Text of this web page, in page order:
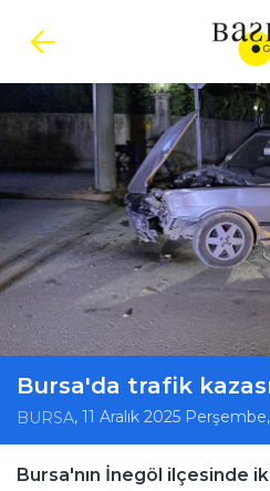
Bursa'da trafik
BURSA, 11 Aralık 2025
Bursa'nın İnegöl ilçesinde